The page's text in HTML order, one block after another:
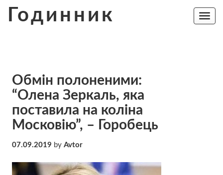
Годинник
Toggle
Обмін полоненими:
“Олена Зеркаль, яка
поставила на коліна
Московію”, – Горобець
07.09.2019 by Avtor